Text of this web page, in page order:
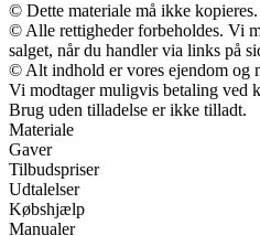
© Dette materiale må ikke kopieres.
© Alle rettigheder forbeholdes. Vi
salget, når du handler via links på
© Alt indhold er vores ejendom og
Vi modtager muligvis betaling ved
Brug uden tilladelse er ikke tilladt.
Materiale
Gaver
Tilbudspriser
Udtalelser
Købshjælp
Manualer